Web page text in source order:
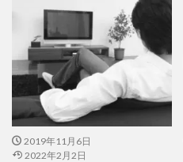
2019年11月6日
2022年2月2日